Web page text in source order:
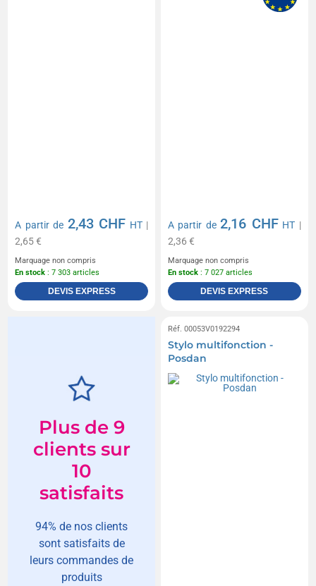
A partir de 2,43 CHF HT|
2,65 €
Marquage non compris
En stock : 7 303 articles
DEVIS EXPRESS
A partir de2,16 CHF HT |
2,36 €
Marquage non compris
En stock : 7 027 articles
DEVIS EXPRESS
Plus de 9
clients sur
10
satisfaits
94% de nos clients
sont satisfaits de
leurs commandes de
produits
Réf. 00053V0192294
Stylo multifonction -
Posdan